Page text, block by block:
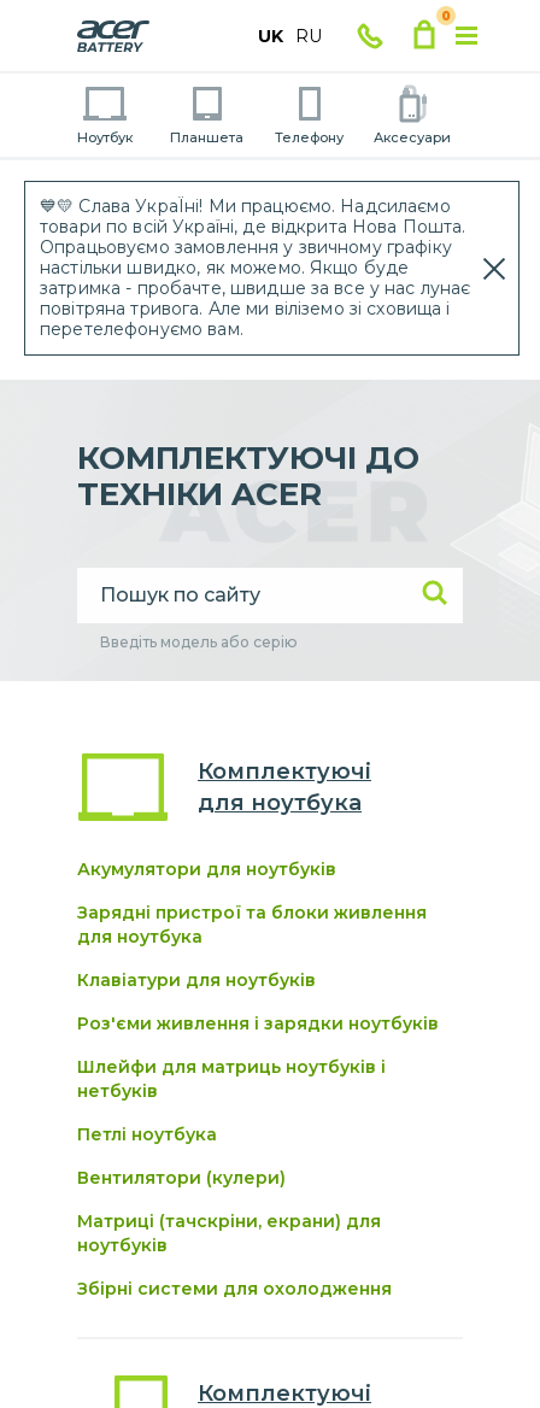
💙💛 Слава УкраЇні! Ми працюємо. Надсилаємо
товари по всій Україні, де відкрита Нова Пошта.
Опрацьовуємо замовлення у звичному графіку
настільки швидко, як можемо. Якщо буде
затримка - пробачте, швидше за все у нас лунає
повітряна тривога. Але ми віліземо зі сховища і
перетелефонуємо вам.
UK RU
0
Ноутбук Планшета Телефону Аксесуари
КОМПЛЕКТУЮЧІ ДО
ТЕХНІКИ ACER
Введіть модель або серію
Комплектуючі
для ноутбука
Акумулятори для ноутбуків
Зарядні пристрої та блоки живлення
для ноутбука
Клавіатури для ноутбуків
Роз'єми живлення і зарядки ноутбуків
Шлейфи для матриць ноутбуків і
нетбуків
Петлі ноутбука
Вентилятори (кулери)
Матриці (тачскріни, екрани) для
ноутбуків
Збірні системи для охолодження
Комплектуючі